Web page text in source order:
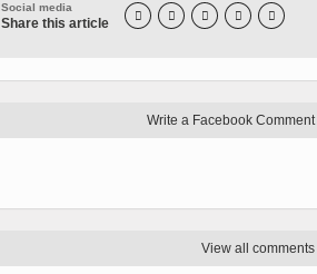
Social media
Share this article     
Write a Facebook Comment
View all comments